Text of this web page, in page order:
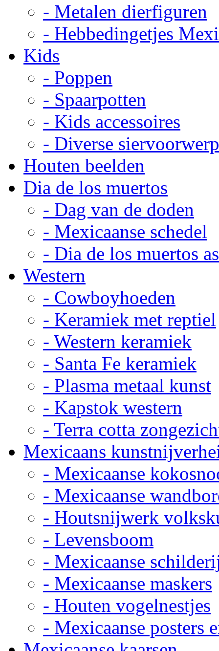
- Metalen dierfiguren
- Hebbedingetjes
Kids
- Poppen
- Spaarpotten
- Kids accessoires
- Diverse
Houten beelden
Dia de los muertos
- Dag van de doden
- Mexicaanse schedel
- Dia de los muertos
Western
- Cowboyhoeden
- Keramiek met reptiel
- Western keramiek
- Santa Fe keramiek
- Plasma metaal kunst
- Kapstok western
- Terra cotta
Mexicaans
- Mexicaanse
- Mexicaanse
- Houtsnijwerk
- Levensboom
- Mexicaanse
- Mexicaanse maskers
- Houten vogelnestjes
- Mexicaanse posters